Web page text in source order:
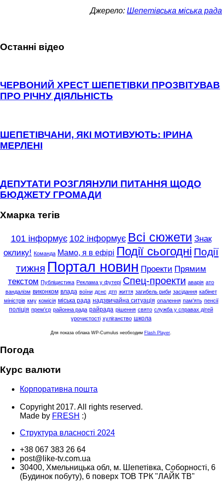
Джерело: Шепетівська міська рада
Останні відео
ЧЕРВОНИЙ ХРЕСТ ШЕПЕТІВКИ ПРОЗВІТУВАВ
ПРО РІЧНУ ДІЯЛЬНІСТЬ
ШЕПЕТІВЧАНИ, ЯКІ МОТИВУЮТЬ: ІРИНА
МЕРЛЕНІ
ДЕПУТАТИ РОЗГЛЯНУЛИ ПИТАННЯ ЩОДО
БЮДЖЕТУ ГРОМАДИ
Хмарка тегів
101 інформує 102 інформує Всі сюжети Знак
оклику! Команда Мамо, я в ефірі Події сьогодні Події
тижня Портал новин Проекти Прямим
текстом Публіцистика Реклама у футері Спец-проекти аварія ато
вандалізм виконком влада воїни дснс дтп життя загибель риби засідання кабінет
міністрів кму комісія міська рада надзвичайна ситуація опалення пам'ять пенсії
поліція прем'єр районна рада райрада рішення свято служба у справах дітей
урочистості хуліганство школа
Для показа облака WP-Cumulus необходим Flash Player
Погода
Курс валюти
Корпоративна пошта
Copyright 2017. All rights reserved.
Made by FRESH :)
Структура власності 2024
+38 067 383 26 64
post@like-tv.com.ua
30400, Хмельницька обл, м. Шепетівка, Соборності, 6
(Будинок побуту), 6 поверх ТОВ ТРК "ЛАЙК ТВ"